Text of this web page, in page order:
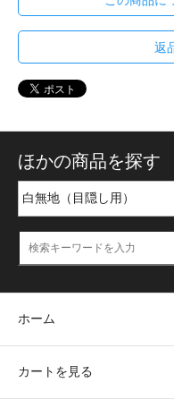
返
ほかの商品を探す
ホーム
カートを見る